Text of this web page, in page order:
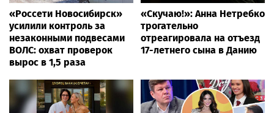
«Россети Новосибирск»
усилили контроль за
незаконными подвесами
ВОЛС: охват проверок
вырос в 1,5 раза
«Скучаю!»: Анна Нетребко
трогательно
отреагировала на отъезд
17-летнего сына в Данию